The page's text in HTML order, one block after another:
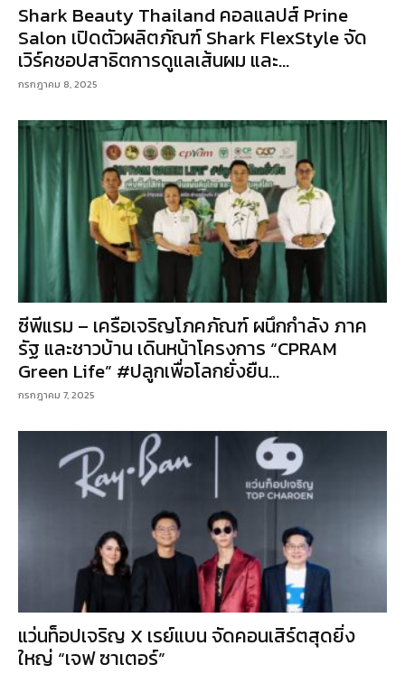
Shark Beauty Thailand คอลแลปส์ Prine
Salon เปิดตัวผลิตภัณฑ์ Shark FlexStyle จัด
เวิร์คชอปสาธิตการดูแลเส้นผม และ...
กรกฎาคม 8, 2025
ซีพีแรม – เครือเจริญโภคภัณฑ์ ผนึกกำลัง ภาค
รัฐ และชาวบ้าน เดินหน้าโครงการ “CPRAM
Green Life” #ปลูกเพื่อโลกยั่งยืน...
กรกฎาคม 7, 2025
แว่นท็อปเจริญ X เรย์แบน จัดคอนเสิร์ตสุดยิ่ง
ใหญ่ “เจฟ ซาเตอร์”